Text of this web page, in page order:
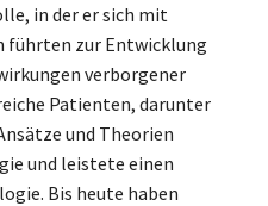
in der er sich mit
führten zur Entwicklung
verborgener
Patienten, darunter
und Theorien
und leistete einen
Bis heute haben